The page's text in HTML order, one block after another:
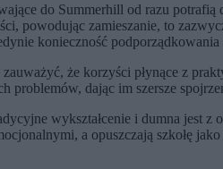
do Summerhill od razu potrafią
powodując zamieszanie, to
konieczność
że korzyści płynące z
problemów, dając im szersze
wykształcenie i dumna jest
a opuszczają szkołę